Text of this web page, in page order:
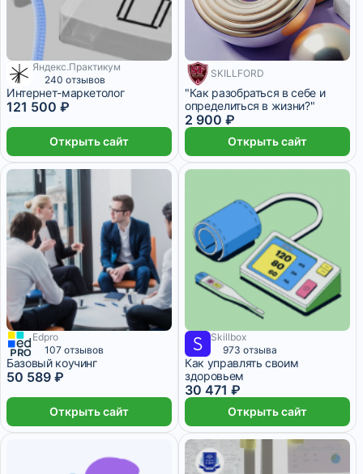
4 960 ₽/мес
Яндекс.Практикум
240 отзывов
Интернет-маркетолог
121 500 ₽
Открыть сайт
SKILLFORD
"Как разобраться в себе и
определиться в жизни?"
2 900 ₽
Открыть сайт
3 месяца
Edpro
107 отзывов
Базовый коучинг
50 589 ₽
Открыть сайт
5 078 ₽/мес 1 месяц
Skillbox
973 отзыва
Как управлять своим
здоровьем
30 471 ₽
Открыть сайт